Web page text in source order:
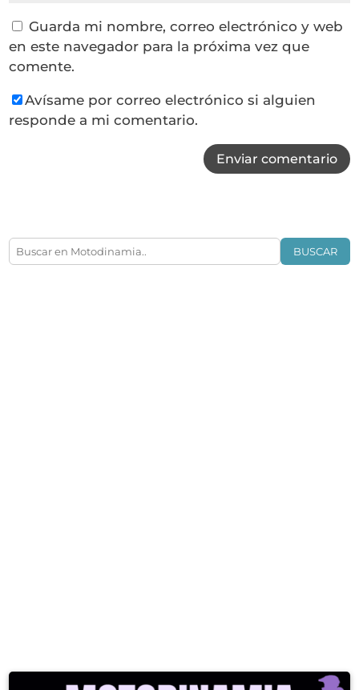
Guarda mi nombre, correo electrónico y web
en este navegador para la próxima vez que
comente.
Avísame por correo electrónico si alguien
responde a mi comentario.
Enviar comentario
BUSCAR